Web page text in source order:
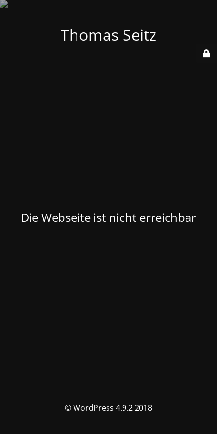
Thomas Seitz
Die Webseite ist nicht erreichbar
© WordPress 4.9.2 2018